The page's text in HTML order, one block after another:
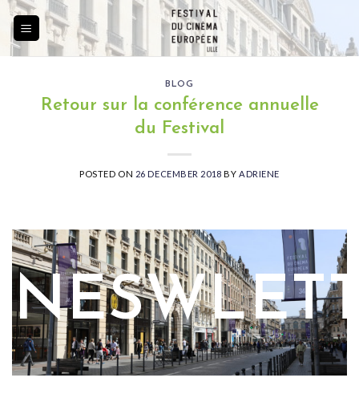
Skip
to
content
BLOG
Retour sur la conférence annuelle
du Festival
POSTED ON 26 DECEMBER 2018 BY ADRIENE